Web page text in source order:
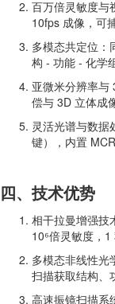
百万倍灵敏度与
10fps 成像，可
多模态共定位：
构 - 功能 - 化学
亚微米分辨率与
偿与 3D 立体成
灵活光谱与数
键），内置
四、技术优势
相干拉曼增强技
10⁶倍灵敏度，1
多模态非线性光
扫描获取结构、
高速振镜扫描系